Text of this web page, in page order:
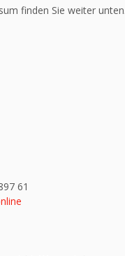
finden Sie weiter unten.
61